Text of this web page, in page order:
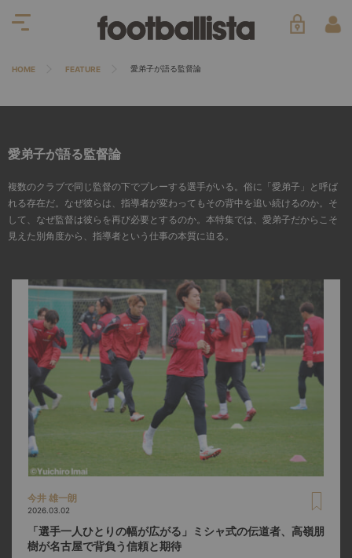
HOME FEATURE 愛弟子が語る監督論
愛弟子が語る監督論
複数のクラブで同じ監督の下でプレーする選手がいる。俗に「愛弟子」と呼ば
れる存在だ。なぜ彼らは、指導者が変わってもその背中を追い続けるのか。そ
して、なぜ監督は彼らを再び必要とするのか。本特集では、愛弟子だからこそ
見えた別角度から、指導者という仕事の本質に迫る。
今井 雄一朗
2026.03.02
「選手一人ひとりの幅が広がる」ミシャ式の伝道者、高嶺朋
樹が名古屋で背負う信頼と期待